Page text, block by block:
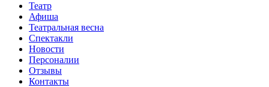
Театр
Афиша
Театральная весна
Спектакли
Новости
Персоналии
Отзывы
Контакты